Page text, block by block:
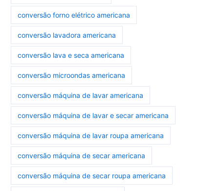
conversão forno elétrico americana
conversão lavadora americana
conversão lava e seca americana
conversão microondas americana
conversão máquina de lavar americana
conversão máquina de lavar e secar americana
conversão máquina de lavar roupa americana
conversão máquina de secar americana
conversão máquina de secar roupa americana